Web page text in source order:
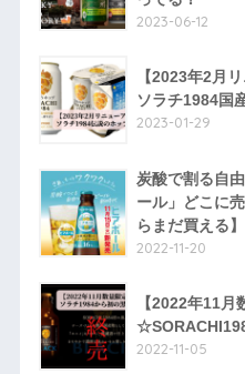
2023-06-12
【2023年2月
ソラチ1984国
2023-01-29
炭酸で割る自
ール」どこに
らまだ買える】
2022-11-20
【2022年11月
2022-11-05